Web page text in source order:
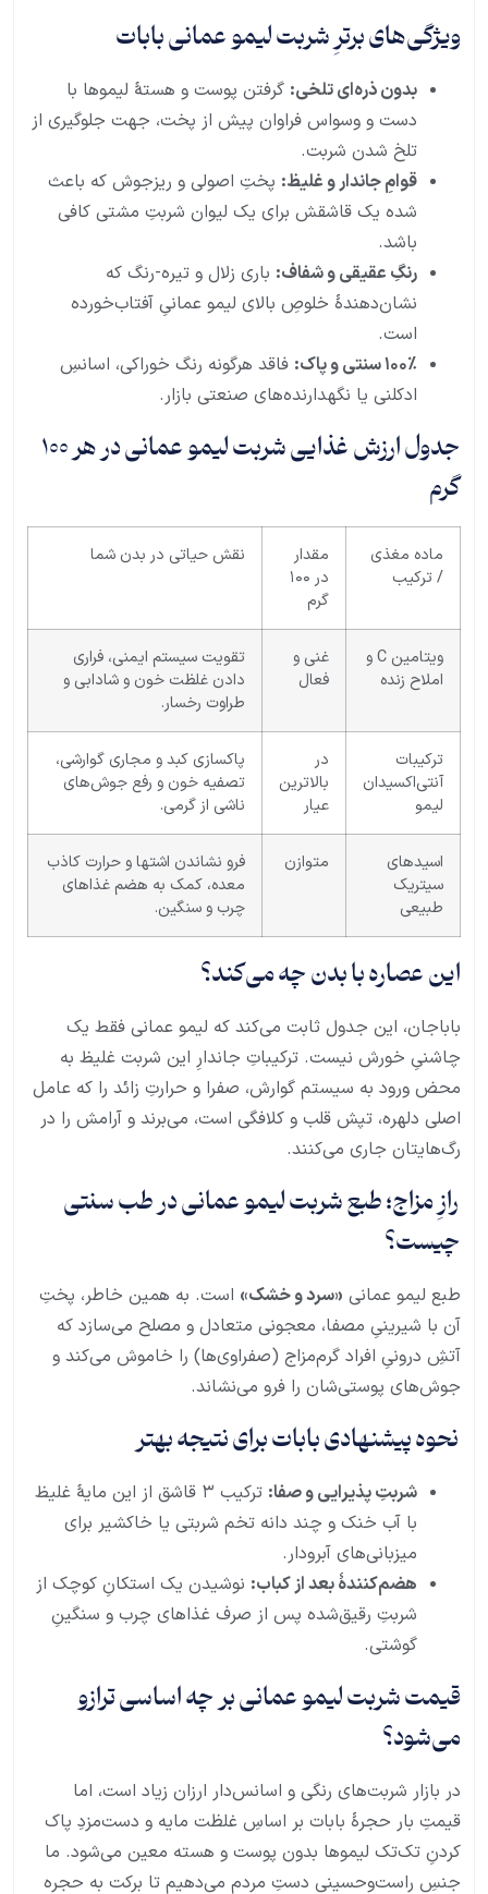
ویژگی‌های برترِ شربت لیمو عمانی بابات
بدون ذره‌ای تلخی: گرفتن پوست و هستهٔ لیموها با
دست و وسواس فراوان پیش از پخت، جهت جلوگیری از
تلخ شدن شربت.
قوامِ جاندار و غلیظ: پختِ اصولی و ریزجوش که باعث
شده یک قاشقش برای یک لیوان شربتِ مشتی کافی
باشد.
رنگِ عقیقی و شفاف: باری زلال و تیره-رنگ که
نشان‌دهندهٔ خلوصِ بالای لیمو عمانیِ آفتاب‌خورده
است.
۱۰۰٪سنتی و پاک: فاقد هرگونه رنگ خوراکی، اسانسِ
ادکلنی یا نگهدارنده‌های صنعتی بازار.
جدول ارزش غذایی شربت لیمو عمانی در هر۱۰۰
گرم
ماده مغذی
/ ترکیب
مقدار
در ۱۰۰
گرم
نقش حیاتی در بدن شما
ویتامین C و
املاح زنده
غنی و
فعال
تقویت سیستم ایمنی، فراری
دادن غلظت خون و شادابی و
طراوت رخسار.
ترکیبات
آنتی‌اکسیدان
لیمو
در
بالاترین
عیار
پاکسازی کبد و مجاری گوارشی،
تصفیه خون و رفع جوش‌های
ناشی از گرمی.
اسیدهای
سیتریک
طبیعی
متوازن
فرو نشاندن اشتها و حرارت کاذب
معده، کمک به هضم غذاهای
چرب و سنگین.
این عصاره با بدن چه می‌کند؟
باباجان، این جدول ثابت می‌کند که لیمو عمانی فقط یک
چاشنیِ خورش نیست. ترکیباتِ جاندارِ این شربت غلیظ به
محض ورود به سیستم گوارش، صفرا و حرارتِ زائد را که عامل
اصلی دلهره، تپش قلب و کلافگی است، می‌برند و آرامش را در
رگ‌هایتان جاری می‌کنند.
رازِ مزاج؛ طبع شربت لیمو عمانی در طب سنتی
چیست؟
طبع لیمو عمانی «سرد و خشک» است. به همین خاطر، پختِ
آن با شیرینیِ مصفا، معجونی متعادل و مصلح می‌سازد که
آتشِ درونیِ افراد گرم‌مزاج (صفراوی‌ها) را خاموش می‌کند و
جوش‌های پوستی‌شان را فرو می‌نشاند.
نحوه پیشنهادی بابات برای نتیجه بهتر
شربتِ پذیرایی و صفا:
ترکیب ۳ قاشق از این مایهٔ غلیظ
با آب خنک و چند دانه تخم شربتی یا خاکشیر برای
میزبانی‌های آبرودار.
هضم‌کنندهٔ بعد از کباب: نوشیدن یک استکانِ کوچک از
شربتِ رقیق‌شده پس از صرف غذاهای چرب و سنگینِ
گوشتی.
قیمت شربت لیمو عمانی بر چه اساسی ترازو
می‌شود؟
در بازار شربت‌های رنگی و اسانس‌دار ارزان زیاد است، اما
قیمتِ بار حجرهٔ بابات بر اساسِ غلظت مایه و دست‌مزدِ پاک
کردنِ تک‌تک لیموها بدون پوست و هسته معین می‌شود. ما
جنسِ راست‌وحسینی دستِ مردم می‌دهیم تا برکت به حجره